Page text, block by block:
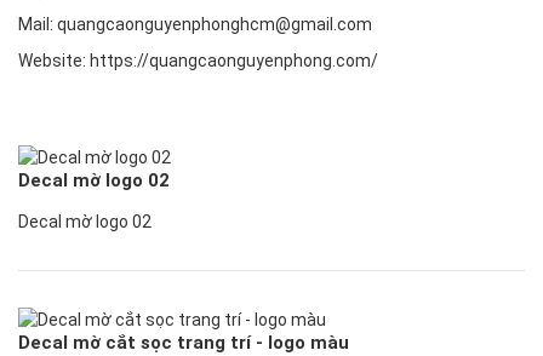
Mail: quangcaonguyenphonghcm@gmail.com
Website: https://quangcaonguyenphong.com/
Decal mờ logo 02
Decal mờ logo 02
Decal mờ cắt sọc trang trí - logo màu